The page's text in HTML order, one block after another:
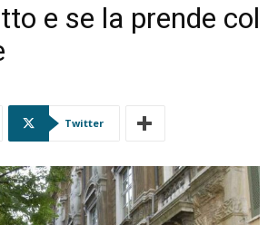
e se la prende col
Twitter